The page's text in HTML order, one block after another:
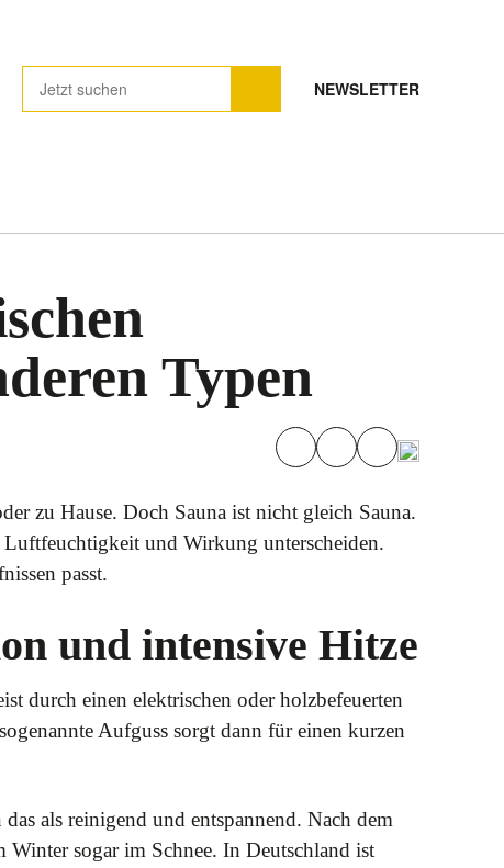
NEWSLETTER
Typen
zu Hause. Doch Sauna ist nicht gleich Sauna.
Luftfeuchtigkeit und Wirkung unterscheiden.
passt.
und intensive Hitze
durch einen elektrischen oder holzbefeuerten
Aufguss sorgt dann für einen kurzen
als reinigend und entspannend. Nach dem
sogar im Schnee. In Deutschland ist